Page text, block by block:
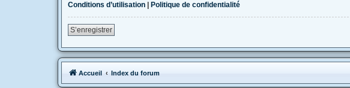
Conditions d’utilisation
Politique de confidentialité
S’enregistrer
Accueil Index du forum